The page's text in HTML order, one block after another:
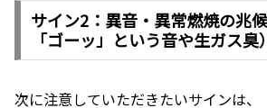
サイン2：異音・異常燃焼の兆
「ゴーッ」という音や生ガス臭）
次に注意していただきたいサインは、